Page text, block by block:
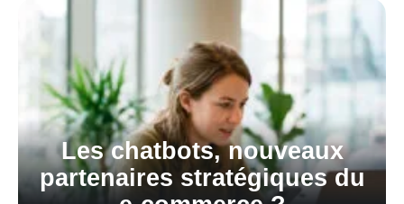
Les chatbots, nouveaux
partenaires stratégiques du